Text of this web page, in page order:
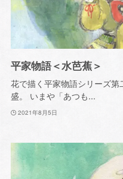
平家物語＜水芭蕉＞
花で描く平家物語シリーズ
盛。 いまや「あつも...
2021年8月5日